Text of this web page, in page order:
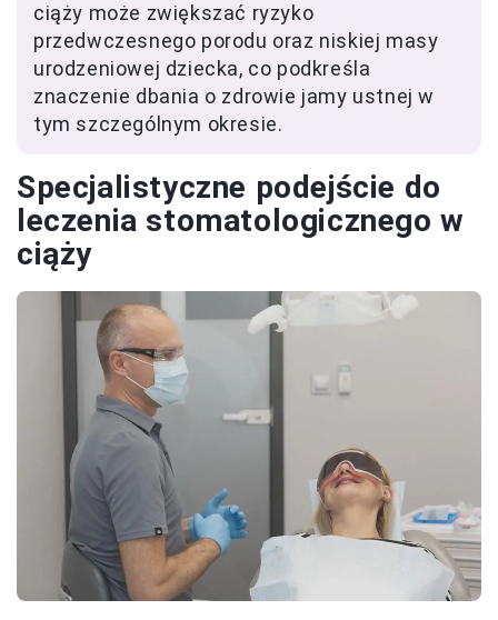
ciąży może zwiększać ryzyko
przedwczesnego porodu oraz niskiej masy
urodzeniowej dziecka, co podkreśla
znaczenie dbania o zdrowie jamy ustnej w
tym szczególnym okresie.
Specjalistyczne podejście do
leczenia stomatologicznego w
ciąży